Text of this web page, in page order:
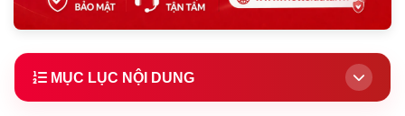
MỤC LỤC NỘI DUNG